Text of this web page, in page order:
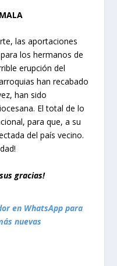
las aportaciones
los hermanos de
erupción del
han recabado
han sido
El total de lo
para que, a su
del país vecino.
gracias!
en WhatsApp para
nuevas